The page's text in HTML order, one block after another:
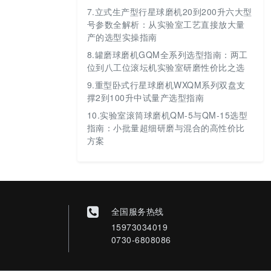
7.立式生产型行星球磨机20到200升六大型
号参数全解析：从实验室工艺直接放大量
产的选型实操指南
8.罐磨球磨机GQM全系列选型指南：两工
位到八工位滚坛机实验室研磨性价比之选
9.重型卧式行星球磨机WXQM系列双盘支
撑2到100升中试量产选型指南
10.实验室滚筒球磨机QM-5与QM-15选型
指南：小批量超细研磨与混合的高性价比
方案
全国服务热线
15973034019
0730-6808086